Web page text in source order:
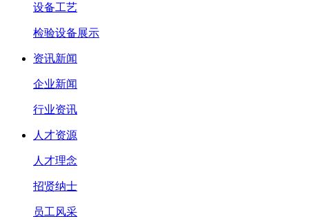
设备工艺
检验设备展示
资讯新闻
企业新闻
行业资讯
人才资源
人才理念
招贤纳士
员工风采